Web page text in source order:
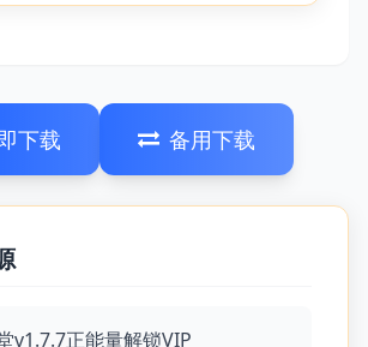
下载 备用下载
v1.7.7正能量解锁VIP